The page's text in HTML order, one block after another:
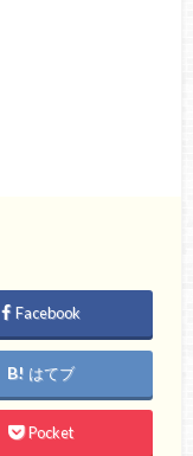
Facebook
はてブ
Pocket